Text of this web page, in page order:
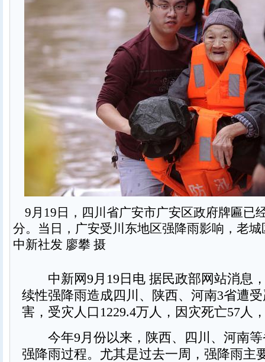
9月19日，四川省广安市广安区政府牌匾已
分。当日，广安受川东地区强降雨影响，老
中新社发 廖攀 摄
中新网9月19日电 据民政部网站消息
续性强降雨造成四川、陕西、河南3省遭
害，受灾人口1229.4万人，因灾死亡57人
今年9月份以来，陕西、四川、河南等
强降雨过程。尤其是过去一周，强降雨主